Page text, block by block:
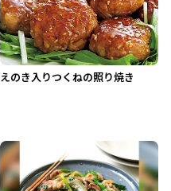
えのき入りつくねの照り焼き